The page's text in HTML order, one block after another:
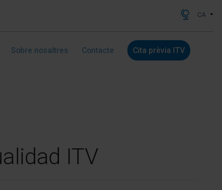
CA
Sobre nosaltres Contacte Cita prèvia ITV
ITV